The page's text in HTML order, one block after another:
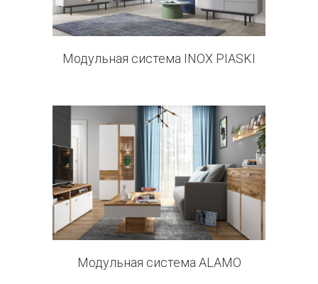
Модульная система INOX PIASKI
7 products
Модульная система ALAMO